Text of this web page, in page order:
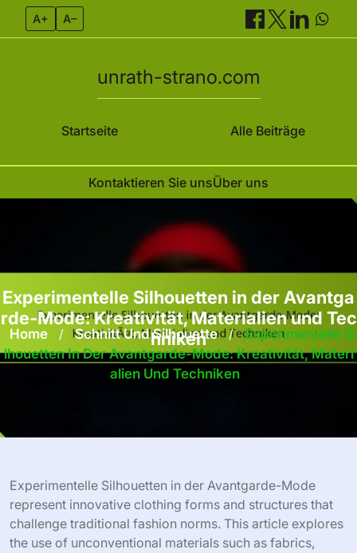
A+ A–
Startseite
unrath-strano.com
Alle Beiträge
Kontaktieren Sie unsÜber uns
Experimentelle Silhouetten in der Avantga
rde-Mode: Kreativität, Materialien und Tec
hniken
Home / Schnitt Und Silhouette / Experimentelle Si
Lhouetten In Der Avantgarde-Mode: Kreativität, Materi
Alien Und Techniken
Experimentelle Silhouetten in der Avantgarde-Mode
represent innovative clothing forms and structures that
challenge traditional fashion norms. This article explores
the use of unconventional materials such as fabrics,